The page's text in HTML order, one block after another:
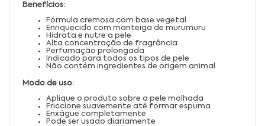
Benefícios:
Fórmula cremosa com base vegetal
Enriquecido com manteiga de murumuru
Hidrata e nutre a pele
Alta concentração de fragrância
Perfumação prolongada
Indicado para todos os tipos de pele
Não contém ingredientes de origem animal
Modo de uso:
Aplique o produto sobre a pele molhada
Friccione suavemente até formar espuma
Enxágue completamente
Pode ser usado diariamente